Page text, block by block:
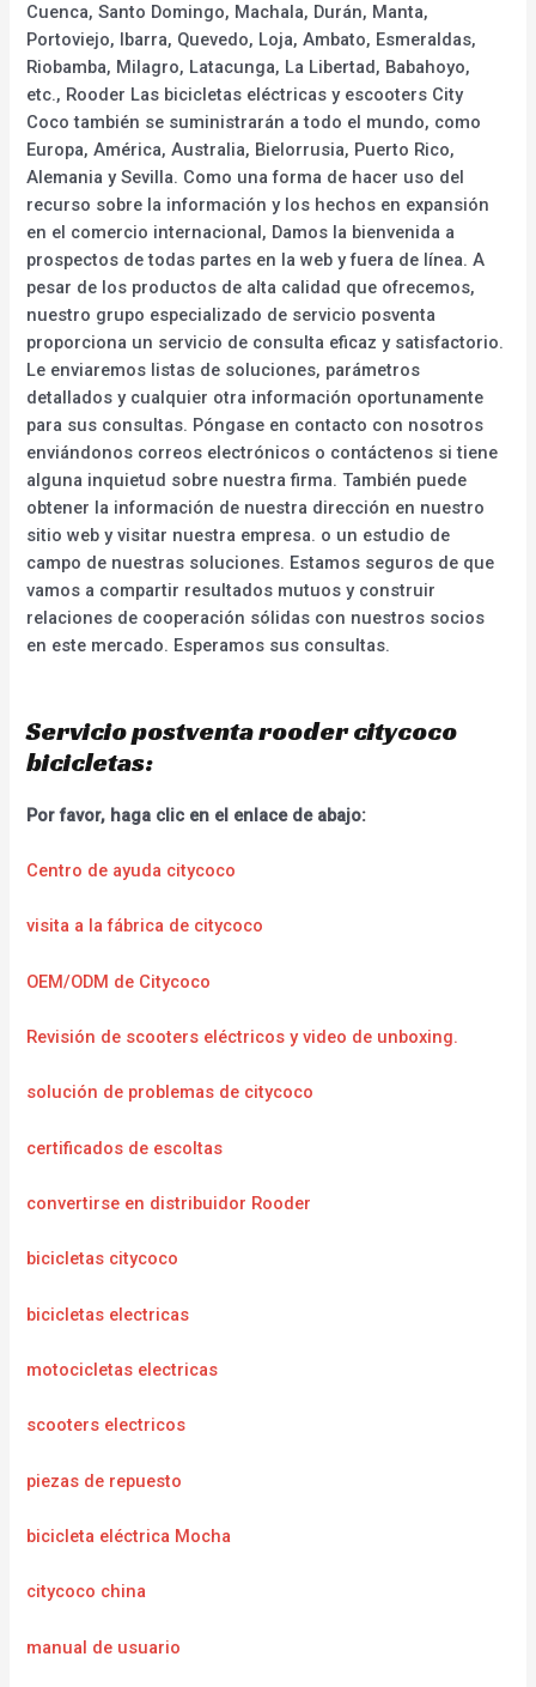
Cuenca, Santo Domingo, Machala, Durán, Manta,
Portoviejo, Ibarra, Quevedo, Loja, Ambato, Esmeraldas,
Riobamba, Milagro, Latacunga, La Libertad, Babahoyo,
etc., Rooder Las bicicletas eléctricas y escooters City
Coco también se suministrarán a todo el mundo, como
Europa, América, Australia, Bielorrusia, Puerto Rico,
Alemania y Sevilla. Como una forma de hacer uso del
recurso sobre la información y los hechos en expansión
en el comercio internacional, Damos la bienvenida a
prospectos de todas partes en la web y fuera de línea. A
pesar de los productos de alta calidad que ofrecemos,
nuestro grupo especializado de servicio posventa
proporciona un servicio de consulta eficaz y satisfactorio.
Le enviaremos listas de soluciones, parámetros
detallados y cualquier otra información oportunamente
para sus consultas. Póngase en contacto con nosotros
enviándonos correos electrónicos o contáctenos si tiene
alguna inquietud sobre nuestra firma. También puede
obtener la información de nuestra dirección en nuestro
sitio web y visitar nuestra empresa. o un estudio de
campo de nuestras soluciones. Estamos seguros de que
vamos a compartir resultados mutuos y construir
relaciones de cooperación sólidas con nuestros socios
en este mercado. Esperamos sus consultas.
Servicio postventa rooder citycoco
bicicletas:
Por favor, haga clic en el enlace de abajo:
Centro de ayuda citycoco
visita a la fábrica de citycoco
OEM/ODM de Citycoco
Revisión de scooters eléctricos y video de unboxing.
solución de problemas de citycoco
certificados de escoltas
convertirse en distribuidor Rooder
bicicletas citycoco
bicicletas electricas
motocicletas electricas
scooters electricos
piezas de repuesto
bicicleta eléctrica Mocha
citycoco china
manual de usuario